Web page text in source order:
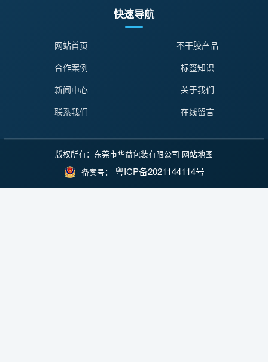
快速导航
网站首页
不干胶产品
合作案例
标签知识
新闻中心
关于我们
联系我们
在线留言
版权所有：东莞市华益包装有限公司 网站地图
备案号： 粤ICP备2021144114号